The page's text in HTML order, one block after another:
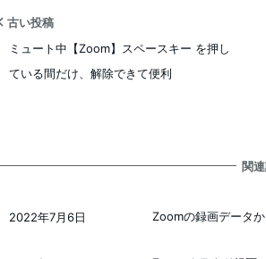
古い投稿
ミュート中【Zoom】スペースキー を押し
ている間だけ、解除できて便利
関
Zoomの録画データ
2022年7月6日